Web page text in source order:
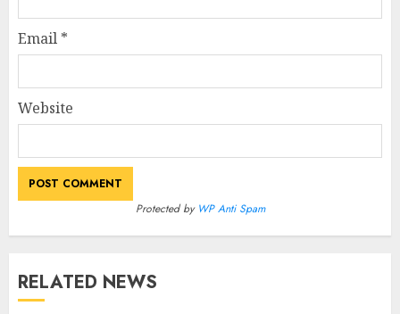
Email *
Website
Protected by WP Anti Spam
RELATED NEWS